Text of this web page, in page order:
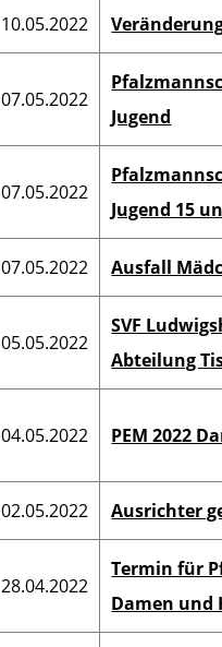
10.05.2022
07.05.2022
Jugend
07.05.2022
Jugend 15
07.05.2022 Ausfall
05.05.2022
SVF
Abteilung
04.05.2022 PEM 2022
02.05.2022 Ausrichter
28.04.2022
Termin für
Damen und